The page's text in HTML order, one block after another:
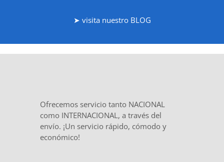
➤ visita nuestro BLOG
Ofrecemos servicio tanto NACIONAL
como INTERNACIONAL, a través del
envío. ¡Un servicio rápido, cómodo y
económico!